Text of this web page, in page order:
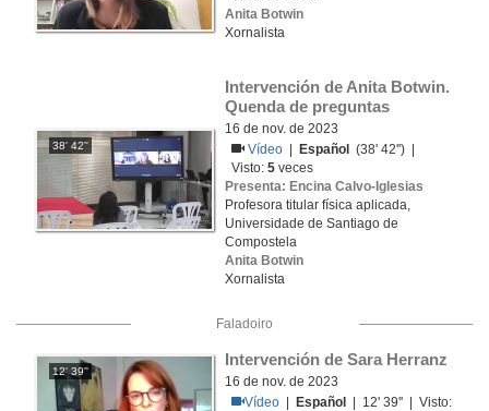
Anita Botwin
Xornalista
38' 42''
Intervención de Anita Botwin.
Quenda de preguntas
16 de nov. de 2023
Vídeo
Español
(38' 42'') |
Visto:5 veces
Presenta: Encina Calvo-Iglesias
Profesora titular física aplicada,
Universidade de Santiago de
Compostela
Anita Botwin
Xornalista
Faladoiro
12' 39''
Intervención de Sara Herranz
16 de nov. de 2023
Vídeo
Español
| 12' 39'' | Visto: